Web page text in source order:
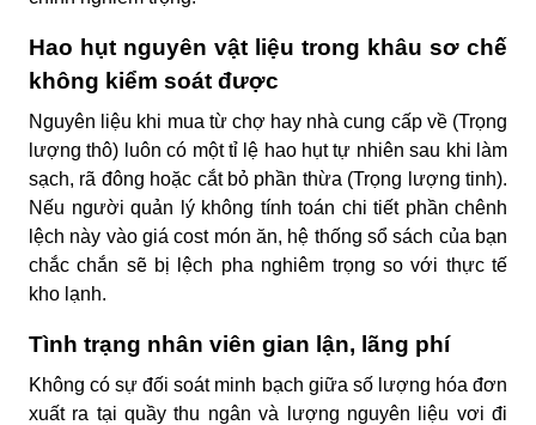
Hao hụt nguyên vật liệu trong khâu sơ chế
không kiểm soát được
Nguyên liệu khi mua từ chợ hay nhà cung cấp về (Trọng
lượng thô) luôn có một tỉ lệ hao hụt tự nhiên sau khi làm
sạch, rã đông hoặc cắt bỏ phần thừa (Trọng lượng tinh).
Nếu người quản lý không tính toán chi tiết phần chênh
lệch này vào giá cost món ăn, hệ thống sổ sách của bạn
chắc chắn sẽ bị lệch pha nghiêm trọng so với thực tế
kho lạnh.
Tình trạng nhân viên gian lận, lãng phí
Không có sự đối soát minh bạch giữa số lượng hóa đơn
xuất ra tại quầy thu ngân và lượng nguyên liệu vơi đi